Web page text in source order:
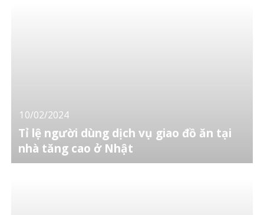
10/02/2024
Tỉ lệ người dùng dịch vụ giao đồ ăn tại
nhà tăng cao ở Nhật